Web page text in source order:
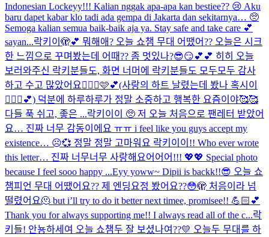
Indonesian Lockeyy!!! Kalian nggak apa-apa kan bestiee?? 😢 Aku
baru dapet kabar klo tadi ada gempa di Jakarta dan sekitarnya… 🥺
Semoga kalian semua baik-baik aja ya. Stay safe and take care 💕
sayan...락키이🫣💕 뭐해애? 오늘 쇼챔 무대 어땠어?? 오늘은 시크
한 느낌으로 꾸며봤는데 어때?? 좀 멋있나?😎😏💕💕 히히 오늘
보러와주신 락키분들도, 화면 너머에 락키분들도 모두모두 감사
하고 수고 많았어요🙆🏻‍♀️🩷💕(사랑의 하트 날렸는데 봤나 혹시이
🧏🏻‍♀️💕) 덕분에 하루하루가 정말 소중하고 행복한 요즘이야🥰🥰
다들 푹 쉬고, 좋은 ...락키이이 🥺 저 오늘 처음으로 팬레터 받았어
요… 진짜 너무 감동이에요 ㅠㅠ i feel like you guys accept my
existence… ☹️💞 정말 정말 고마워요 락키이이!! Who ever wrote
this letter… 진짜 너무너무 사랑해요어어어!!! 💖💖 Special photo
because I feel sooo happy ...Eyy yoww~ Dipii is backk!!😎 오늘 쇼
챔피언 무대 어땠어요?? 제 엔딩요정 봤어요??😳🫣 처음이라 넘
떨렸어요🫠 but i’ll try to do it better next timee, promisee!! 💪🏻💕
Thank you for always supporting me!! I always read all of the c...락
키들! 안뇽하세여 오늘 쇼챔두 잘 보셨나여??💛 오늘두 무대를 하